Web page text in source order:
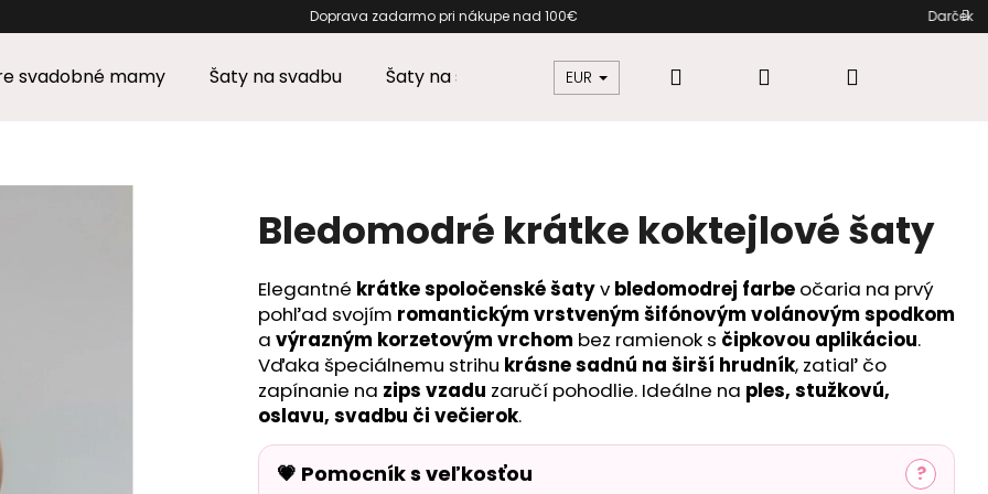
Doprava zadarmo pri nákupe nad 100€
svadobné mamy Šaty na svadbu Šaty na stužkovú Šaty pre moletky Dámska móda
EUR Hľadať Prihlásenie
Bledomodré krátke koktejlové šaty
Elegantné krátke spoločenské šatyv bledomodrej farbe očaria na prvý
pohľad svojím romantickým vrstveným šifónovým volánovým spodkom
a výrazným korzetovým vrchom bez ramienok s čipkovou aplikáciou.
Vďaka špeciálnemu strihu krásne sadnú na širší hrudník, zatiaľ čo
zapínanie na zips vzadu zaručí pohodlie. Ideálne na ples, stužkovú,
oslavu, svadbu či večierok.
💗 Pomocník s veľkosťou ?